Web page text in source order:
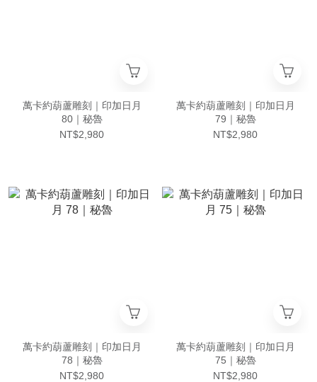
萬卡約葫蘆雕刻｜印加日月
80｜秘魯
NT$2,980
萬卡約葫蘆雕刻｜印加日月
79｜秘魯
NT$2,980
萬卡約葫蘆雕刻｜印加日月
78｜秘魯
NT$2,980
萬卡約葫蘆雕刻｜印加日月
75｜秘魯
NT$2,980